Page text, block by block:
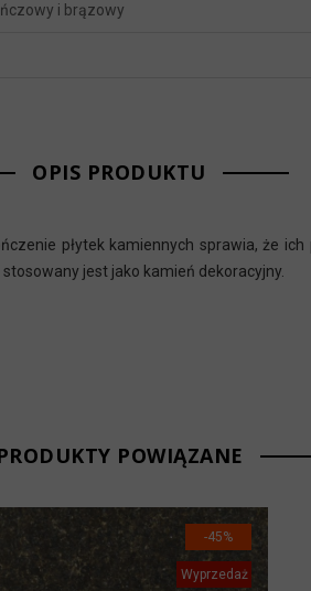
i brązowy
OPIS PRODUKTU
płytek kamiennych sprawia, że
jest jako kamień dekoracyjny.
POWIĄZANE
-45%
Wyprzedaż